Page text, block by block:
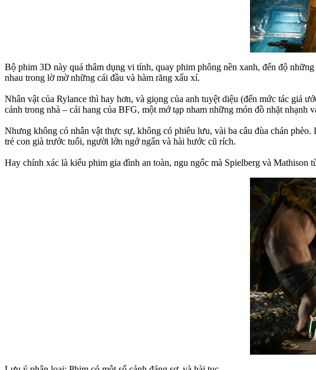
Bộ phim 3D này quá thâm dụng vi tính, quay phim phông nền xanh, đến độ
nhau trong lờ mờ những cái đầu và hàm răng xấu xí.
Nhân vật của Rylance thì hay hơn, và giọng của anh tuyệt diệu (đến mức tác giả
cảnh trong nhà – cái hang của BFG, một mớ tạp nham những món đồ nhặt nhạnh
Nhưng không có nhân vật thực sự, không có phiêu lưu, vài ba câu đùa chán
trẻ con già trước tuổi, người lớn ngớ ngẩn và hài hước cũ rích.
Hay chính xác là kiểu phim gia đình an toàn, ngu ngốc mà Spielberg và Mathison